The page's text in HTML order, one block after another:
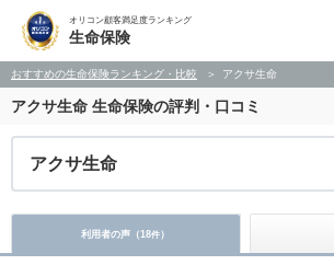
オリコン顧客満足度ランキング
生命保険
おすすめの生命保険ランキング・比較 アクサ生命
アクサ生命 生命保険の評判・口コミ
アクサ生命
利用者の声（18件）